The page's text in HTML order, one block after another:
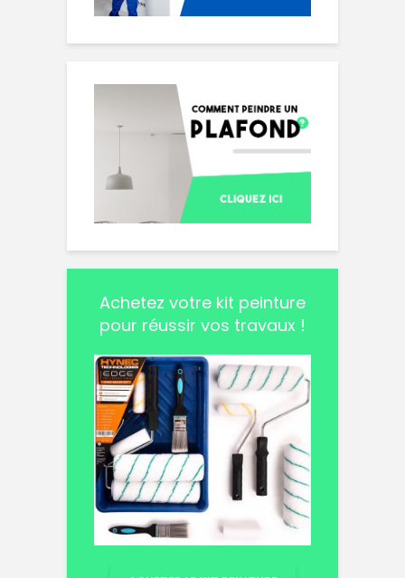
Achetez votre kit peinture
pour réussir vos travaux !